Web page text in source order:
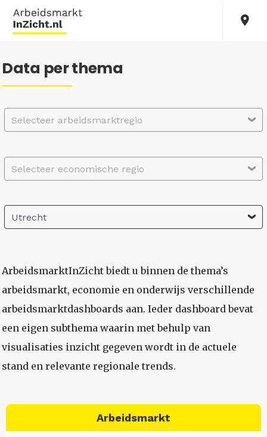
Data per thema
Selecteer arbeidsmarktregio
Selecteer economische regio
Utrecht
ArbeidsmarktInZicht biedt u binnen de thema’s
arbeidsmarkt, economie en onderwijs verschillende
arbeidsmarktdashboards aan. Ieder dashboard bevat
een eigen subthema waarin met behulp van
visualisaties inzicht gegeven wordt in de actuele
stand en relevante regionale trends.
Arbeidsmarkt